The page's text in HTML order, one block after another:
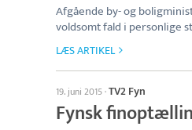
Afgående by- og
voldsomt fald i personlige
LÆS ARTIKEL
19. juni 2015·TV2 Fyn
Fynsk